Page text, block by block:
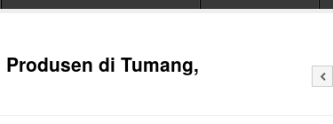
di Tumang,